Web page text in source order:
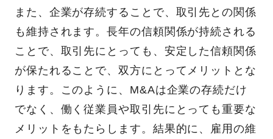
また、企業が存続することで、取引先との関係
も維持されます。長年の信頼関係が持続される
ことで、取引先にとっても、安定した信頼関係
が保たれることで、双方にとってメリットとな
ります。このように、M&Aは企業の存続だけ
でなく、働く従業員や取引先にとっても重要な
メリットをもたらします。結果的に、雇用の維